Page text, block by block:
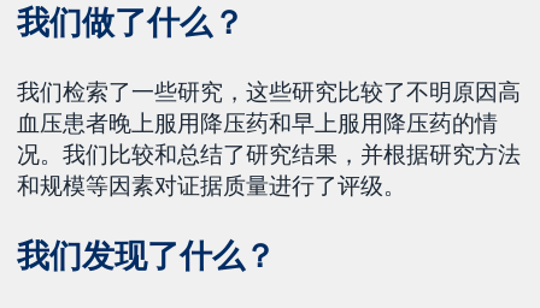
我们做了什么？
我们检索了一些研究，这些研究比较了不明原因高
血压患者晚上服用降压药和早上服用降压药的情
况。我们比较和总结了研究结果，并根据研究方法
和规模等因素对证据质量进行了评级。
我们发现了什么？